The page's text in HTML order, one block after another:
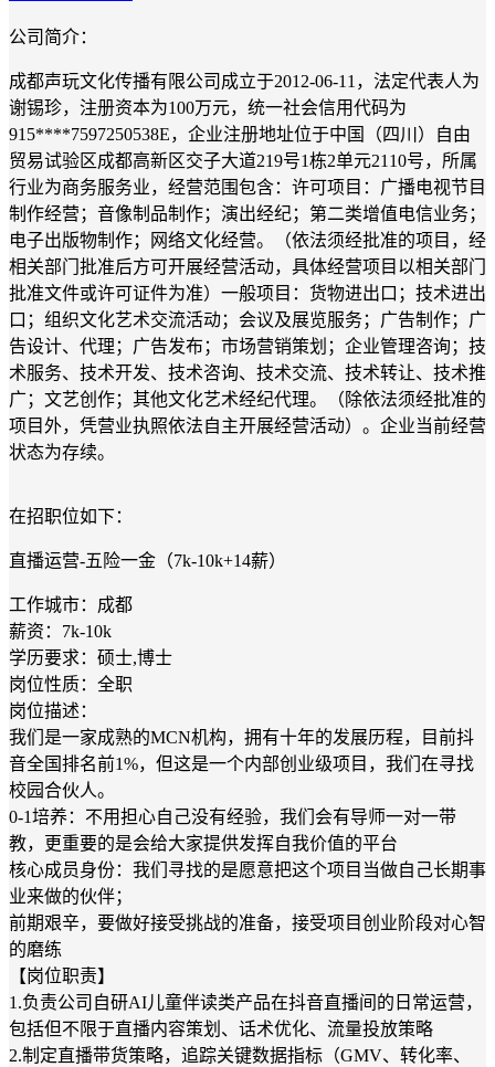
公司简介：
成都声玩文化传播有限公司成立于2012-06-11，法定代表人为
谢锡珍，注册资本为100万元，统一社会信用代码为
915****7597250538E，企业注册地址位于中国（四川）自由
贸易试验区成都高新区交子大道219号1栋2单元2110号，所属
行业为商务服务业，经营范围包含：许可项目：广播电视节目
制作经营；音像制品制作；演出经纪；第二类增值电信业务；
电子出版物制作；网络文化经营。（依法须经批准的项目，经
相关部门批准后方可开展经营活动，具体经营项目以相关部门
批准文件或许可证件为准）一般项目：货物进出口；技术进出
口；组织文化艺术交流活动；会议及展览服务；广告制作；广
告设计、代理；广告发布；市场营销策划；企业管理咨询；技
术服务、技术开发、技术咨询、技术交流、技术转让、技术推
广；文艺创作；其他文化艺术经纪代理。（除依法须经批准的
项目外，凭营业执照依法自主开展经营活动）。企业当前经营
状态为存续。
在招职位如下：
直播运营-五险一金（7k-10k+14薪）
工作城市：成都
薪资：7k-10k
学历要求：硕士,博士
岗位性质：全职
岗位描述：
我们是一家成熟的MCN机构，拥有十年的发展历程，目前抖
音全国排名前1%，但这是一个内部创业级项目，我们在寻找
校园合伙人。
0-1培养：不用担心自己没有经验，我们会有导师一对一带
教，更重要的是会给大家提供发挥自我价值的平台
核心成员身份：我们寻找的是愿意把这个项目当做自己长期事
业来做的伙伴；
前期艰辛，要做好接受挑战的准备，接受项目创业阶段对心智
的磨练
【岗位职责】
1.负责公司自研AI儿童伴读类产品在抖音直播间的日常运营，
包括但不限于直播内容策划、话术优化、流量投放策略
2.制定直播带货策略，追踪关键数据指标（GMV、转化率、